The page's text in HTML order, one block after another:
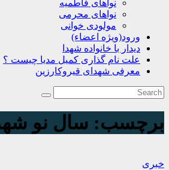
نواهای فاطمیه
نواهای محرمی
مولودی خوانی
ورود(ویژه اعضاء)
دیدار با خانواده شهدا
علت نام گذاری کمیل مدیا چیست ؟
معرفی شهدای قیروکارزین
برچسب: سال نو
خبری